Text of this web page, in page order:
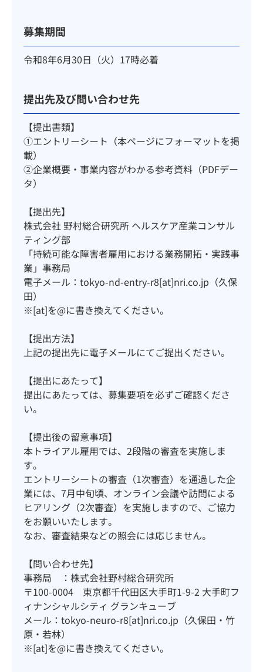
募集期間
令和8年6月30日（火）17時必着
提出先及び問い合わせ先
【提出書類】
①エントリーシート（本ページにフォーマットを掲
載）
②企業概要・事業内容がわかる参考資料（PDFデー
タ）
【提出先】
株式会社 野村総合研究所 ヘルスケア産業コンサル
ティング部
「持続可能な障害者雇用における業務開拓・実践事
業」事務局
電子メール：tokyo-nd-entry-r8[at]nri.co.jp（久保
田）
※[at]を@に書き換えてください。
【提出方法】
上記の提出先に電子メールにてご提出ください。
【提出にあたって】
提出にあたっては、募集要項を必ずご確認くださ
い。
【提出後の留意事項】
本トライアル雇用では、2段階の審査を実施しま
す。
エントリーシートの審査（1次審査）を通過した企
業には、7月中旬頃、オンライン会議や訪問による
ヒアリング（2次審査）を実施しますので、ご協力
をお願いいたします。
なお、審査結果などの照会には応じません。
【問い合わせ先】
事務局 ：株式会社野村総合研究所
〒100-0004 東京都千代田区大手町1-9-2 大手町フ
ィナンシャルシティ グランキューブ
メール：tokyo-neuro-r8[at]nri.co.jp（久保田・竹
原・若林）
※[at]を@に書き換えてください。